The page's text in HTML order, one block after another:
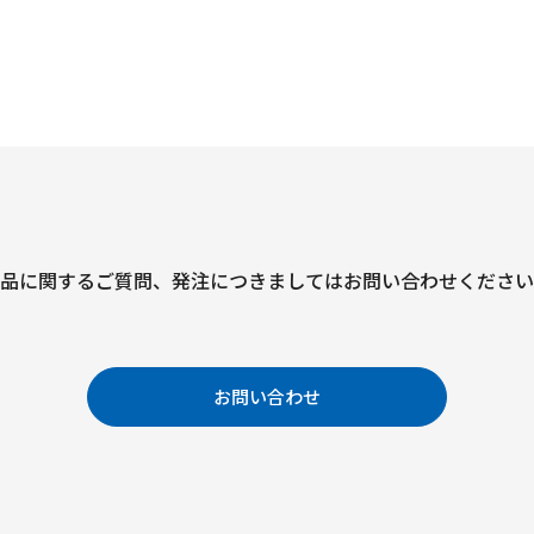
に関するご質問、 発注につきましてはお問い合わせくださ
お問い合わせ